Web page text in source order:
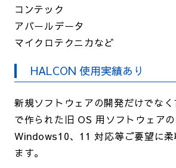
コンテック
アバールデータ
マイクロテクニカなど
HALCON 使用実績あり
新規ソフトウェアの開発だけでな
で作られた旧 OS 用ソフトウェアの
Windows10、11 対応等ご要望に柔
ます。